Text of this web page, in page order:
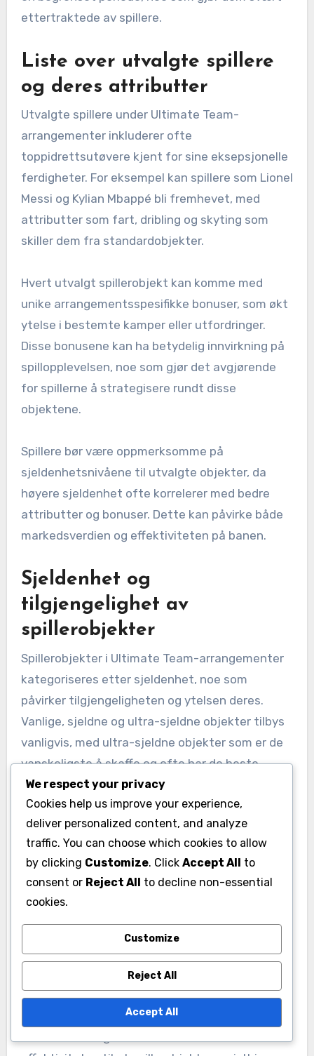
ettertraktede av spillere.
Liste over utvalgte spillere
og deres attributter
Utvalgte spillere under Ultimate Team-
arrangementer inkluderer ofte
toppidrettsutøvere kjent for sine eksepsjonelle
ferdigheter. For eksempel kan spillere som Lionel
Messi og Kylian Mbappé bli fremhevet, med
attributter som fart, dribling og skyting som
skiller dem fra standardobjekter.
Hvert utvalgt spillerobjekt kan komme med
unike arrangementsspesifikke bonuser, som økt
ytelse i bestemte kamper eller utfordringer.
Disse bonusene kan ha betydelig innvirkning på
spillopplevelsen, noe som gjør det avgjørende
for spillerne å strategisere rundt disse
objektene.
Spillere bør være oppmerksomme på
sjeldenhetsnivåene til utvalgte objekter, da
høyere sjeldenhet ofte korrelerer med bedre
attributter og bonuser. Dette kan påvirke både
markedsverdien og effektiviteten på banen.
Sjeldenhet og
tilgjengelighet av
spillerobjekter
Spillerobjekter i Ultimate Team-arrangementer
kategoriseres etter sjeldenhet, noe som
påvirker tilgjengeligheten og ytelsen deres.
Vanlige, sjeldne og ultra-sjeldne objekter tilbys
vanligvis, med ultra-sjeldne objekter som er de
vanskeligste å skaffe og ofte har de beste
attributtene.
Tilgjengeligheten av disse spillerobjektene er
vanligvis begrenset til varigheten av
arrangementet, som kan variere fra noen dager
til et par uker. Spillere oppfordres til å handle
raskt for å sikre seg disse objektene før de
fjernes fra markedet.
I tillegg kan noen objekter ha
oppgraderingsalternativer, som lar spillerne
forbedre attributtene ytterligere. Dette kan
We respect your privacy
Cookies help us improve your experience,
deliver personalized content, and analyze
traffic. You can choose which cookies to allow
by clicking Customize. Click Accept All to
consent or Reject All to decline non-essential
cookies.
Customize
Reject All
Accept All